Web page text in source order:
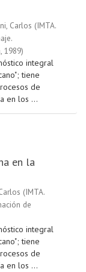
Carlos (IMTA.
, 1989)
integral
tiene
de
en los ...
en la
(IMTA.
de
integral
tiene
de
en los ...